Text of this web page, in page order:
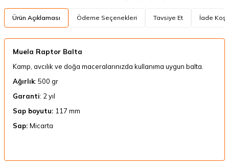
Ürün Açıklaması Ödeme Seçenekleri Tavsiye Et İade
Muela Raptor Balta
Kamp, avcılık ve doğa maceralarınızda kullanıma uygun balta.
Ağırlık: 500 gr
Garanti: 2 yıl
Sap boyutu: 117 mm
Sap: Micarta